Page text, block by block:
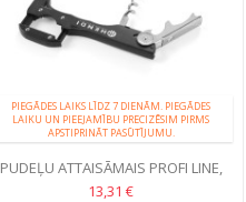
PIEGĀDES LAIKS LĪDZ 7 DIENĀM. PIEGĀDES
LAIKU UN PIEEJAMĪBU PRECIZĒSIM PIRMS
APSTIPRINĀT PASŪTĪJUMU.
PUDEĻU ATTAISĀMAIS PROFI LINE,
DAUDZFUNKCIONĀLS
13,31 €